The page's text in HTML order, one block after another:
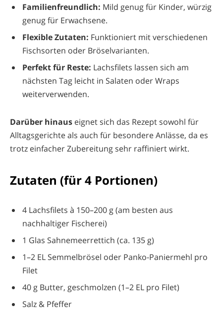
Familienfreundlich: Mild genug für Kinder, würzig
genug für Erwachsene.
Flexible Zutaten: Funktioniert mit verschiedenen
Fischsorten oder Bröselvarianten.
Perfekt für Reste: Lachsfilets lassen sich am
nächsten Tag leicht in Salaten oder Wraps
weiterverwenden.
Darüber hinaus eignet sich das Rezept sowohl für
Alltagsgerichte als auch für besondere Anlässe, da es
trotz einfacher Zubereitung sehr raffiniert wirkt.
Zutaten (für 4 Portionen)
4 Lachsfilets à 150–200 g (am besten aus
nachhaltiger Fischerei)
1 Glas Sahnemeerrettich (ca. 135 g)
1–2 EL Semmelbrösel oder Panko-Paniermehl pro
Filet
40 g Butter, geschmolzen (1–2 EL pro Filet)
Salz & Pfeffer